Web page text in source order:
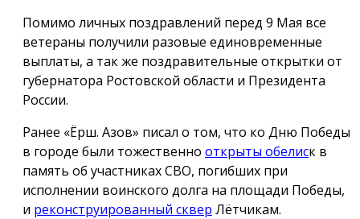
Помимо личных поздравлений перед 9 Мая все
ветераны получили разовые единовременные
выплаты, а так же поздравительные открытки от
губернатора Ростовской области и Президента
России.
Ранее «Ёрш. Азов» писал о том, что ко Дню Победы
в городе были тожественно открыты обелиск в
память об участниках СВО, погибших при
исполнении воинского долга на площади Победы,
и реконструированный сквер Лётчикам.